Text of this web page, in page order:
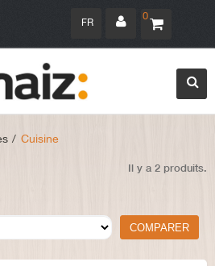
0
FR
> Cuisine
Il y a 2 produits.